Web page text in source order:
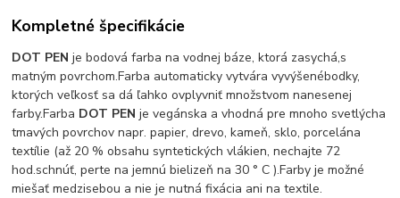
Kompletné špecifikácie
DOT PEN je bodová farba na vodnej báze, ktorá zasychá,s
matným povrchom.Farba automaticky vytvára vyvýšenébodky,
ktorých veľkosť sa dá ľahko ovplyvniť množstvom nanesenej
farby.Farba DOT PEN je vegánska a vhodná pre mnoho svetlýcha
tmavých povrchov napr. papier, drevo, kameň, sklo, porcelána
textílie (až 20 % obsahu syntetických vlákien, nechajte 72
hod.schnúť, perte na jemnú bielizeň na 30 ° C ).Farby je možné
miešať medzisebou a nie je nutná fixácia ani na textile.